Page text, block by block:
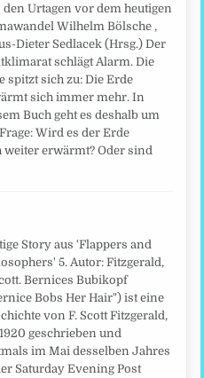
den Urtagen vor dem heutigen
Wilhelm Bölsche ,
Dieter Sedlacek (Hrsg.) Der
schlägt Alarm. Die
spitzt sich zu: Die Erde
sich immer mehr. In
Buch geht es deshalb um
Wird es der Erde
weiter erwärmt? Oder sind
Story aus 'Flappers and
5. Autor: Fitzgerald,
Bernices Bubikopf
Bobs Her Hair") ist eine
von F. Scott Fitzgerald,
geschrieben und
im Mai desselben Jahres
Saturday Evening Post